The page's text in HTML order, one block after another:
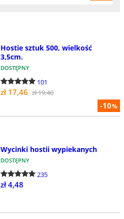
-10%
Hostie sztuk 500, wielkość
3,5cm.
DOSTĘPNY
101
zł 17,46 zł 19,40
Wycinki hostii wypiekanych
DOSTĘPNY
235
zł 4,48